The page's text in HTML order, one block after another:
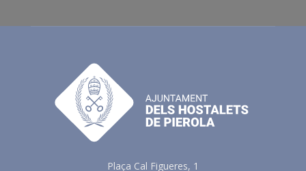
Plaça Cal Figueres, 1